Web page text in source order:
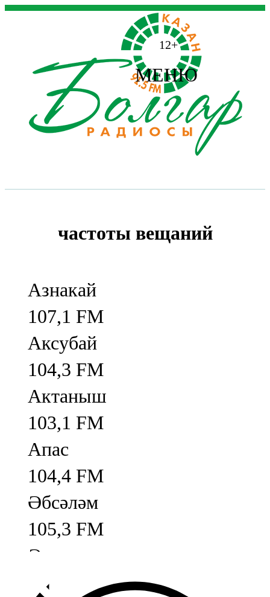
12+
МЕНЮ
частоты вещаний
Азнакай
107,1 FM
Аксубай
104,3 FM
Актаныш
103,1 FM
Апас
104,4 FM
Әбсәләм
105,3 FM
Әлмәт
92,9 FM